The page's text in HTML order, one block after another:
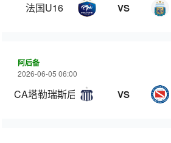
法国U16 VS
阿后备
2026-06-05 06:00
CA塔勒瑞斯后备队 VS